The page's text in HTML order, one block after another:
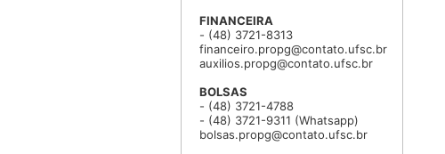
FINANCEIRA
- (48) 3721-8313
financeiro.propg@contato.ufsc.br
auxilios.propg@contato.ufsc.br
BOLSAS
- (48) 3721-4788
- (48) 3721-9311 (Whatsapp)
bolsas.propg@contato.ufsc.br